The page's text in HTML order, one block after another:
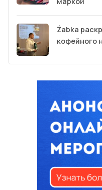
Żabka
кофейного